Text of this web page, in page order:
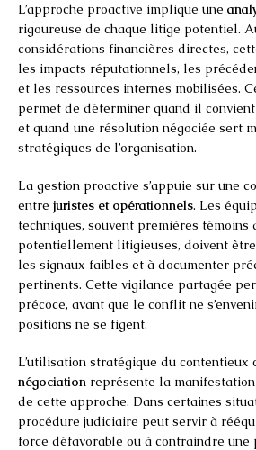
L’approche proactive implique une
rigoureuse de chaque litige potentiel.
considérations financières directes,
les impacts réputationnels, les
et les ressources internes mobilisées.
permet de déterminer quand il
et quand une résolution négociée sert
stratégiques de l’organisation.
La gestion proactive s’appuie sur une
entre juristes et opérationnels. Les
techniques, souvent premières témoins
potentiellement litigieuses, doivent
les signaux faibles et à documenter
pertinents. Cette vigilance partagée
précoce, avant que le conflit ne
positions ne se figent.
L’utilisation stratégique du contentieux
négociation représente la
de cette approche. Dans certaines
procédure judiciaire peut servir à
force défavorable ou à contraindre